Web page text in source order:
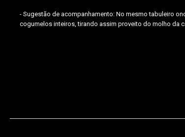
- Sugestão de acompanhamento: No mesmo tabuleiro
cogumelos inteiros, tirando assim proveito do molho da